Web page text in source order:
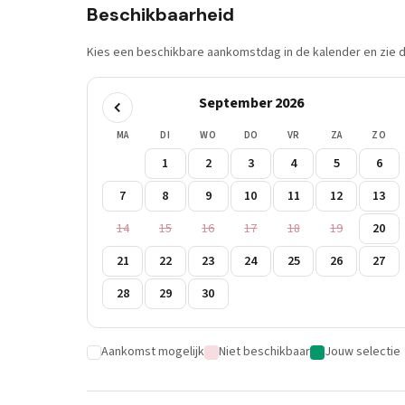
Beschikbaarheid
Kies een beschikbare aankomstdag in de kalender en zie
September 2026
MA DI WO DO VR ZA ZO
1 2 3 4 5
6
7
8 9 10 11 12
13
14
15 16 17 18 19
20
21
22 23 24 25 26
27
28
29 30
Aankomst mogelijk Niet beschikbaar Jouw selectie